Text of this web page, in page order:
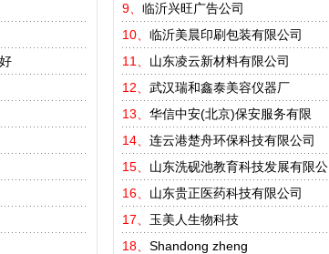
9、 临沂兴旺广告公司
10、 临沂美晨印刷包装有限公司
11、 山东凌云新材料有限公司
12、 武汉瑞和鑫泰美容仪器厂
13、 华信中安(北京)保安服务有限
14、 连云港楚舟环保科技有限公司
15、 山东洗砚池教育科技发展有限公
16、 山东贵正医药科技有限公司
17、 玉美人生物科技
18、 Shandong zheng